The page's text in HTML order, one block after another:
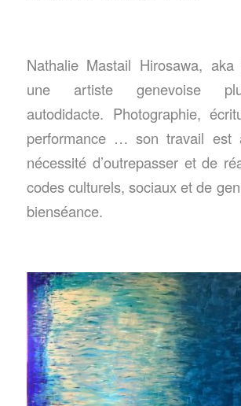
Nathalie Mastail Hirosawa,
une artiste genevoise
autodidacte. Photographie,
performance … son travail est
nécessité d’outrepasser et de
codes culturels, sociaux et de
bienséance.